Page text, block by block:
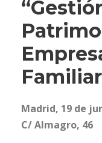
Madrid, 19 de
C/ Almagro, 46